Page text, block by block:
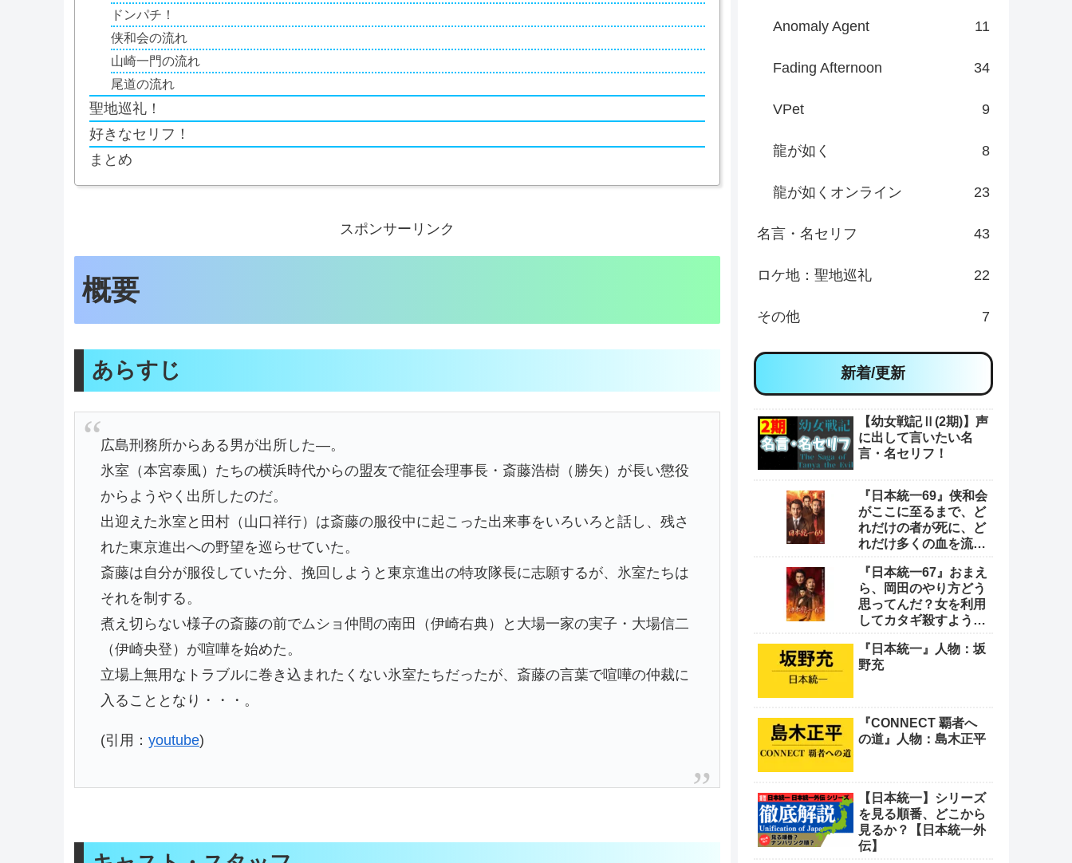
ドンパチ！
侠和会の流れ
山崎一門の流れ
尾道の流れ
聖地巡礼！
好きなセリフ！
まとめ
スポンサーリンク
概要
あらすじ
広島刑務所からある男が出所した―。
氷室（本宮泰風）たちの横浜時代からの盟友で龍征会理事長・斎藤浩樹（勝矢）が長い懲役
からようやく出所したのだ。
出迎えた氷室と田村（山口祥行）は斎藤の服役中に起こった出来事をいろいろと話し、残さ
れた東京進出への野望を巡らせていた。
斎藤は自分が服役していた分、挽回しようと東京進出の特攻隊長に志願するが、氷室たちは
それを制する。
煮え切らない様子の斎藤の前でムショ仲間の南田（伊崎右典）と大場一家の実子・大場信二
（伊崎央登）が喧嘩を始めた。
立場上無用なトラブルに巻き込まれたくない氷室たちだったが、斎藤の言葉で喧嘩の仲裁に
入ることとなり・・・。
(引用： youtube)
Anomaly Agent 11
Fading Afternoon 34
VPet 9
龍が如く 8
龍が如くオンライン 23
名言・名セリフ 43
ロケ地：聖地巡礼 22
その他 7
新着/更新
【幼女戦記Ⅱ(2期)】声
に出して言いたい名
言・名セリフ！
『日本統一69』侠和会
がここに至るまで、ど
れだけの者が死に、ど
れだけ多くの血を流し
や！
『日本統一67』おまえ
ら、岡田のやり方どう
思ってんだ？女を利用
してカタギ殺すような
『日本統一』人物：坂
野充
『CONNECT 覇者へ
の道』人物：島木正平
【日本統一】シリーズ
を見る順番、どこから
見るか？【日本統一外
伝】